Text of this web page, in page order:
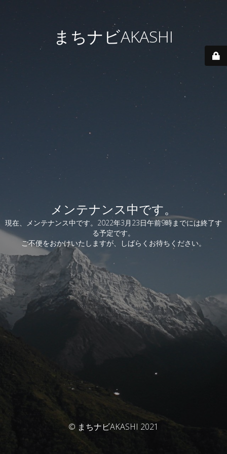
まちナビAKASHI
メンテナンス中です。
現在、メンテナンス中です。2022年3月23日午前9時までには終了す
る予定です。
ご不便をおかけいたしますが、しばらくお待ちください。
© まちナビAKASHI 2021